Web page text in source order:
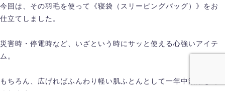
今回は、その羽毛を使って《寝袋（スリーピングバッグ）》をお
仕立てしました。
災害時・停電時など、いざという時にサッと使える心強いアイテ
ム。
もちろん、広げればふんわり軽い肌ふとんとして一年中活躍して